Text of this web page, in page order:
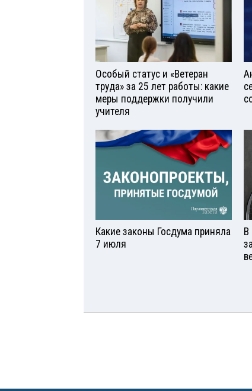
Особый статус и «Ветеран
труда» за 25 лет работы: какие
меры поддержки получили
учителя
Какие законы Госдума приняла
7 июля
В